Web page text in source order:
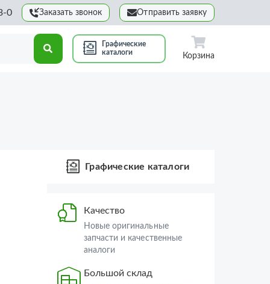
0 Заказать звонок Отправить заявку
Графические
каталоги
Корзина
Графические каталоги
Качество
Новые оригинальные
запчасти и качественные
аналоги
Большой склад